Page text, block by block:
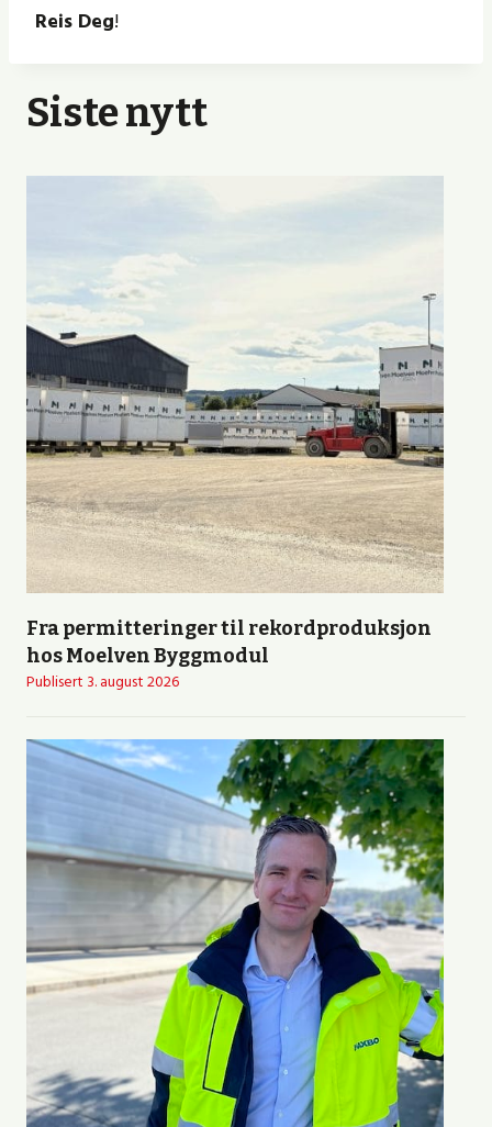
Reis Deg!
Siste nytt
Fra permitteringer til rekordproduksjon
hos Moelven Byggmodul
Publisert 3. august 2026